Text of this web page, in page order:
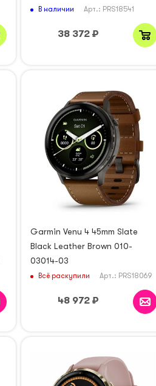
В наличии Арт.: PRS18541
38 372 ₽
Garmin Venu 4 45mm Slate
Black Leather Brown 010-
03014-03
Всё раскупили Арт.: PRS18069
48 972 ₽